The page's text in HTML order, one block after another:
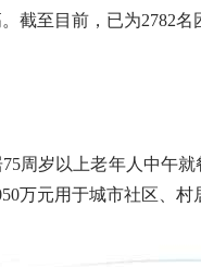
截至目前，已为2782
岁以上老年人中午就
万元用于城市社区、